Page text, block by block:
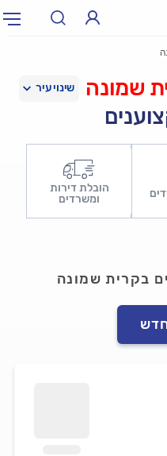
שמונה
הובלת דירות
ומשרדים
בקרית שמונה